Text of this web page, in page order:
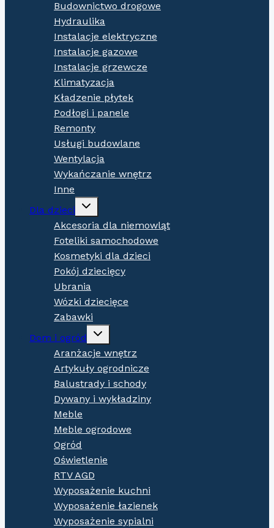
Budownictwo drogowe
Hydraulika
Instalacje elektryczne
Instalacje gazowe
Instalacje grzewcze
Klimatyzacja
Kładzenie płytek
Podłogi i panele
Remonty
Usługi budowlane
Wentylacja
Wykańczanie wnętrz
Inne
Dla dzieci
Expand
menu
Akcesoria dla niemowląt
Foteliki samochodowe
Kosmetyki dla dzieci
Pokój dziecięcy
Ubrania
Wózki dziecięce
Zabawki
Dom i ogród
Expand
menu
Aranżacje wnętrz
Artykuły ogrodnicze
Balustrady i schody
Dywany i wykładziny
Meble
Meble ogrodowe
Ogród
Oświetlenie
RTV AGD
Wyposażenie kuchni
Wyposażenie łazienek
Wyposażenie sypialni